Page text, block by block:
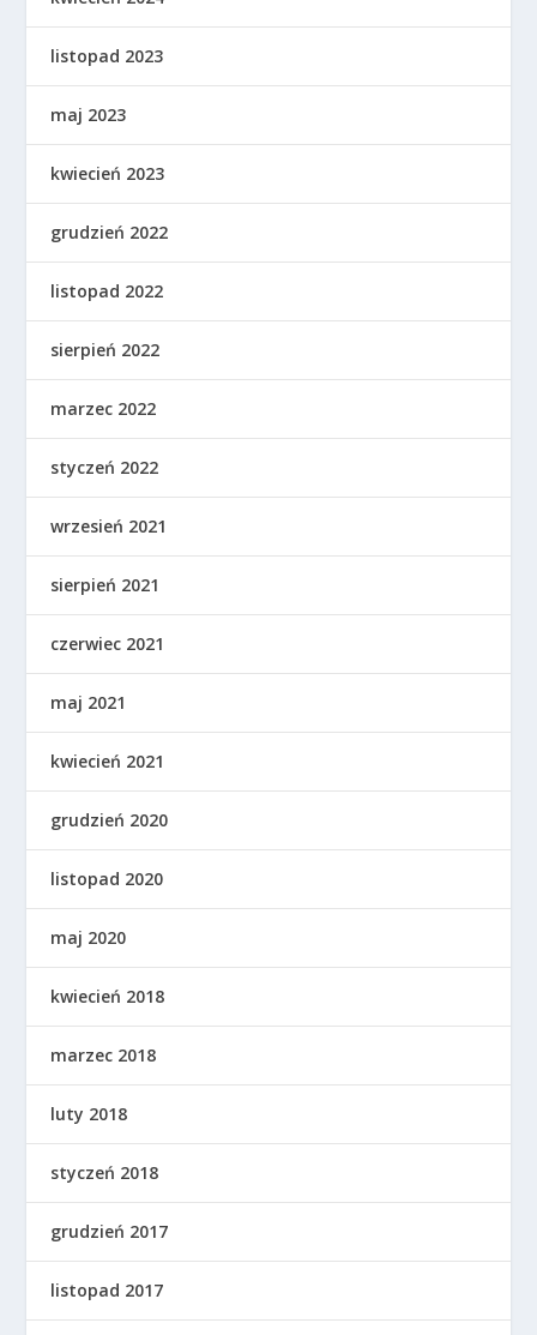
listopad 2023
maj 2023
kwiecień 2023
grudzień 2022
listopad 2022
sierpień 2022
marzec 2022
styczeń 2022
wrzesień 2021
sierpień 2021
czerwiec 2021
maj 2021
kwiecień 2021
grudzień 2020
listopad 2020
maj 2020
kwiecień 2018
marzec 2018
luty 2018
styczeń 2018
grudzień 2017
listopad 2017